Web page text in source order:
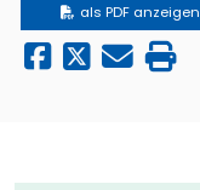
als PDF anzeigen